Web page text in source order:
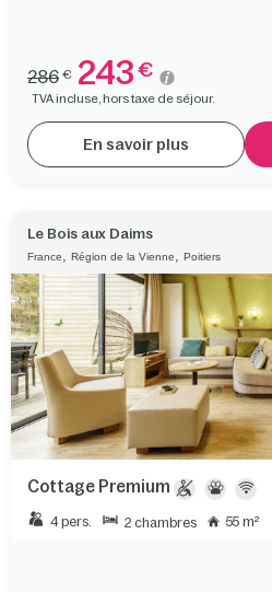
286 € 243 €
TVA incluse, hors taxe de séjour.
En savoir plus
Le Bois aux Daims
France Région de la Vienne Poitiers
Cottage Premium
4 pers. 2 chambres 55 m²